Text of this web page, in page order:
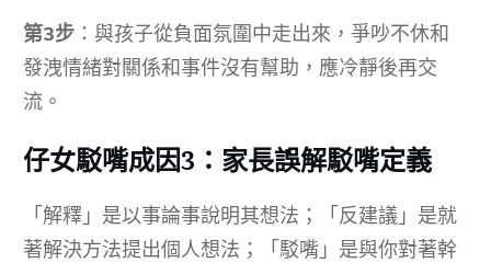
第3步 ：與孩子從負面氛圍中走出來，爭吵不休和
發洩情緒對關係和事件沒有幫助，應冷靜後再交
流。
仔女駁嘴成因3：家長誤解駁嘴定義
「解釋」是以事論事說明其想法；「反建議」是就
著解決方法提出個人想法；「駁嘴」是與你對著幹